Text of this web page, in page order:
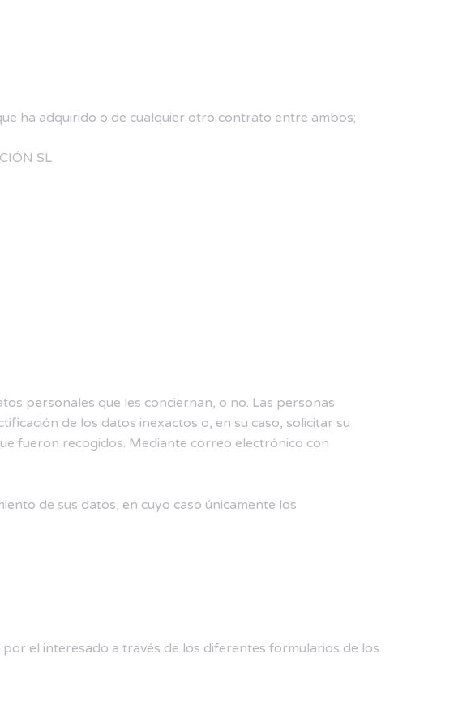
ha adquirido o de cualquier otro contrato entre ambos;
SL
personales que les conciernan, o no. Las personas
de los datos inexactos o, en su caso, solicitar su
fueron recogidos. Mediante correo electrónico con
de sus datos, en cuyo caso únicamente los
el interesado a través de los diferentes formularios de los